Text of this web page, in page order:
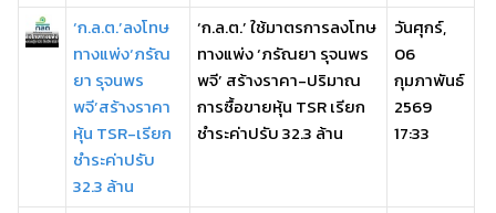
‘ก.ล.ต.’ลงโทษ
ทางแพ่ง‘ภรัณ
ยา รุจนพร
พจี’สร้างราคา
หุ้น TSR-เรียก
ชำระค่าปรับ
32.3 ล้าน
‘ก.ล.ต.’ ใช้มาตรการลงโทษ
ทางแพ่ง ‘ภรัณยา รุจนพร
พจี’ สร้างราคา-ปริมาณ
การซื้อขายหุ้น TSR เรียก
ชำระค่าปรับ 32.3 ล้าน
วันศุกร์,
06
กุมภาพันธ์
2569
17:33